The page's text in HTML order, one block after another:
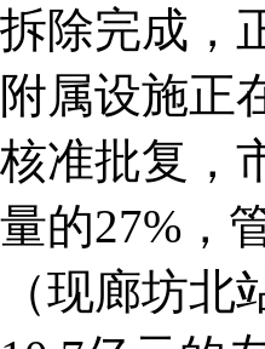
拆除完成，
附属设施正
核准批复，
量的27%，
（现廊坊